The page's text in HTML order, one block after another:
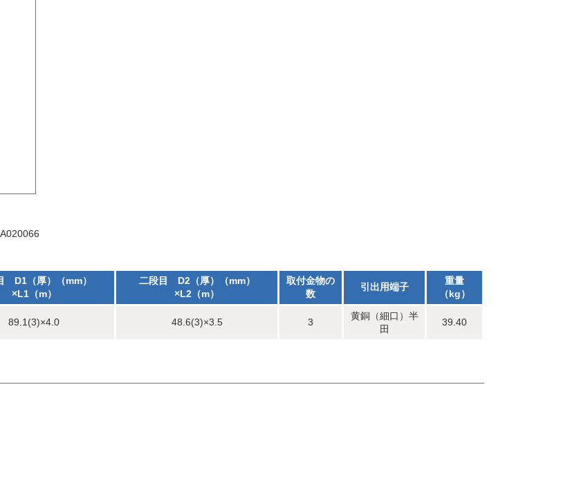
D1（厚）（mm）
×L1（m）
二段目 D2（厚）（mm）
×L2（m）
取付金物の
数
引出用端子
重量
（kg）
89.1(3)×4.0 48.6(3)×3.5 3
黄銅（細口）半
田
39.40